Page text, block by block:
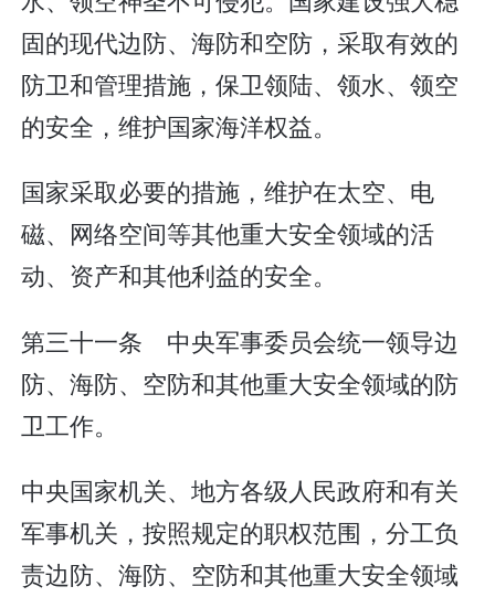
固的现代边防、海防和空防，采取有效的
防卫和管理措施，保卫领陆、领水、领空
的安全，维护国家海洋权益。
国家采取必要的措施，维护在太空、电
磁、网络空间等其他重大安全领域的活
动、资产和其他利益的安全。
第三十一条 中央军事委员会统一领导边
防、海防、空防和其他重大安全领域的防
卫工作。
中央国家机关、地方各级人民政府和有关
军事机关，按照规定的职权范围，分工负
责边防、海防、空防和其他重大安全领域